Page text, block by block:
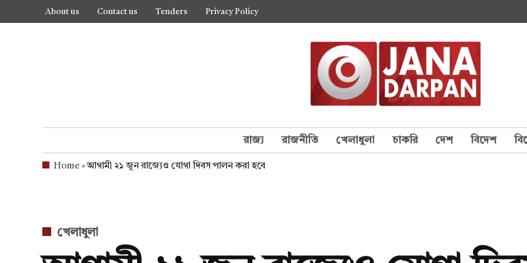
About us Contact us Tenders Privacy Policy
রাজ্য রাজনীতি খেলাধুলা চাকরি দেশ বিদেশ
Home»আগামী ২১ জুন রাজ্যেও যোগা দিবস পালন করা হবে
POSTED
খেলাধুলা